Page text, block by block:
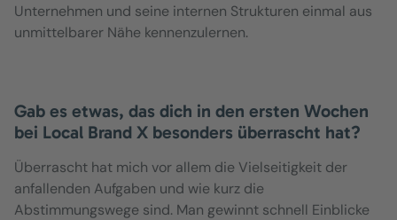
Unternehmen und seine internen Strukturen einmal aus
unmittelbarer Nähe kennenzulernen.
Gab es etwas, das dich in den ersten Wochen
bei Local Brand X besonders überrascht hat?
Überrascht hat mich vor allem die Vielseitigkeit der
anfallenden Aufgaben und wie kurz die
Abstimmungswege sind. Man gewinnt schnell Einblicke